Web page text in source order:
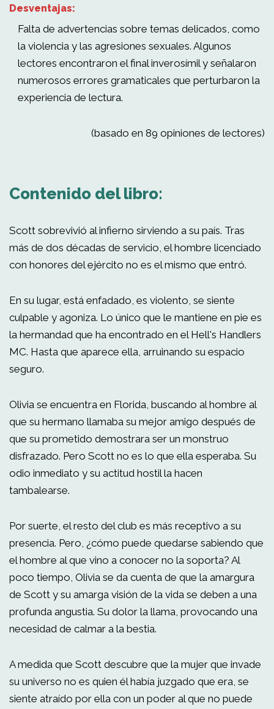
Desventajas:
Falta de advertencias sobre temas delicados, como
la violencia y las agresiones sexuales. Algunos
lectores encontraron el final inverosímil y señalaron
numerosos errores gramaticales que perturbaron la
experiencia de lectura.
(basado en 89 opiniones de lectores)
Contenido del libro:
Scott sobrevivió al infierno sirviendo a su país. Tras
más de dos décadas de servicio, el hombre licenciado
con honores del ejército no es el mismo que entró.
En su lugar, está enfadado, es violento, se siente
culpable y agoniza. Lo único que le mantiene en pie es
la hermandad que ha encontrado en el Hell's Handlers
MC. Hasta que aparece ella, arruinando su espacio
seguro.
Olivia se encuentra en Florida, buscando al hombre al
que su hermano llamaba su mejor amigo después de
que su prometido demostrara ser un monstruo
disfrazado. Pero Scott no es lo que ella esperaba. Su
odio inmediato y su actitud hostil la hacen
tambalearse.
Por suerte, el resto del club es más receptivo a su
presencia. Pero, ¿cómo puede quedarse sabiendo que
el hombre al que vino a conocer no la soporta? Al
poco tiempo, Olivia se da cuenta de que la amargura
de Scott y su amarga visión de la vida se deben a una
profunda angustia. Su dolor la llama, provocando una
necesidad de calmar a la bestia.
A medida que Scott descubre que la mujer que invade
su universo no es quien él había juzgado que era, se
siente atraído por ella con un poder al que no puede